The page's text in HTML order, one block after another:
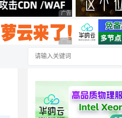
广告 商业广告，理性选择
广告 商业广告，理性选择